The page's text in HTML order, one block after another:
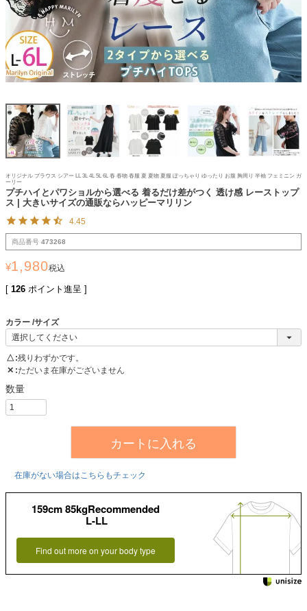
オリジナル ブラウス シアー LL 3L 4L 5L 6L 春 春物 春服 夏 夏物 夏服 ぽっちゃり ゆったり お腹 胸周り 半袖 フェミニン ガ
ーリー
プチハイとパワショルから選べる 着るだけ差がつく 透け感 レーストップ
ス | 大きいサイズの通販ならハッピーマリリン
4.45
商品番号 473268
¥1,980税込
[ 126 ポイント進呈 ]
カラー サイズ
△ 残りわずかです。
✕ ただいま在庫がございません
カートに入れる
在庫がない場合はこちらもチェック
159cm 85kgRecommended
L-LL
Find out more on your body type